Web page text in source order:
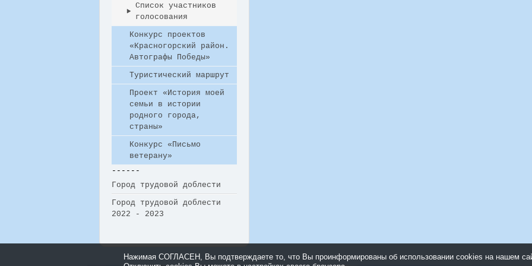
Список участников
голосования
Конкурс проектов
«Красногорский район.
Автографы Победы»
Туристический маршрут
Проект «История моей
семьи в истории
родного города,
страны»
Конкурс «Письмо
ветерану»
------
Город трудовой доблести
Город трудовой доблести
2022 - 2023
Нажимая СОГЛАСЕН, Вы подтверждаете то, что Вы проинформированы об использовании cookies на нашем